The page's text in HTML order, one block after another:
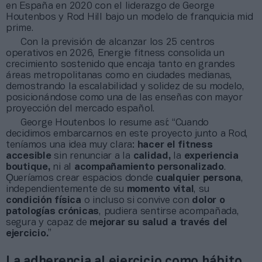
en España en 2020 con el liderazgo de George
Houtenbos y Rod Hill bajo un modelo de franquicia mid
prime.
Con la previsión de alcanzar los 25 centros
operativos en 2026, Energie fitness consolida un
crecimiento sostenido que encaja tanto en grandes
áreas metropolitanas como en ciudades medianas,
demostrando la escalabilidad y solidez de su modelo,
posicionándose como una de las enseñas con mayor
proyección del mercado español.
George Houtenbos lo resume así: “Cuando
decidimos embarcarnos en este proyecto junto a Rod,
teníamos una idea muy clara: hacer el
fitness
accesible sin renunciar a la calidad, la experiencia
boutique, ni al acompañamiento personalizado.
Ǫueríamos crear espacios donde cualquier persona,
independientemente de su momento vital , su
condición física o incluso si convive con dolor o
patologías crónicas, pudiera sentirse acompañada,
segura y capaz de mejorar su salud a través del
ejercicio.”